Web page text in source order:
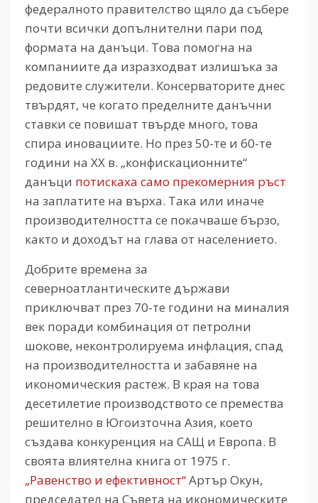
федералното правителство щяло да събере
почти всички допълнителни пари под
формата на данъци. Това помогна на
компаниите да изразходват излишъка за
редовите служители. Консерваторите днес
твърдят, че когато пределните данъчни
ставки се повишат твърде много, това
спира иновациите. Но през 50-те и 60-те
години на ХХ в. „конфискационните“
данъци потискаха само прекомерния ръст
на заплатите на върха. Така или иначе
производителността се покачваше бързо,
както и доходът на глава от населението.
Добрите времена за
северноатлантическите държави
приключват през 70-те години на миналия
век поради комбинация от петролни
шокове, неконтролируема инфлация, спад
на производителността и забавяне на
икономическия растеж. В края на това
десетилетие производството се премества
решително в Югоизточна Азия, което
създава конкуренция на САЩ и Европа. В
своята влиятелна книга от 1975 г.
„Равенство и ефективност“Артър Окун,
председател на Съвета на икономическите